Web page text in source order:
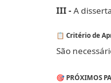
III - A
📋 Critério de
São
🎯 PRÓXIMOS